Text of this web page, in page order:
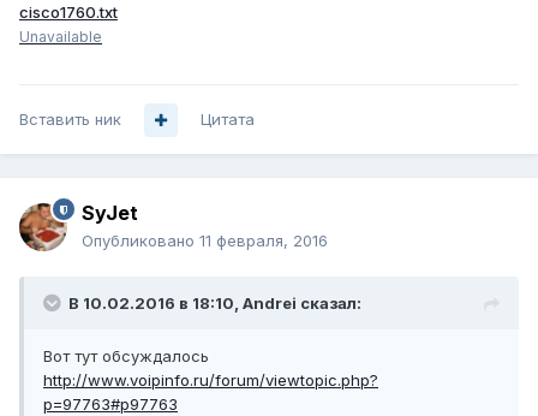
cisco1760.txt
Unavailable
Вставить ник Цитата
SyJet
Опубликовано 11 февраля, 2016
В 10.02.2016 в 18:10, Andrei сказал:
Вот тут обсуждалось
http://www.voipinfo.ru/forum/viewtopic.php?
p=97763#p97763